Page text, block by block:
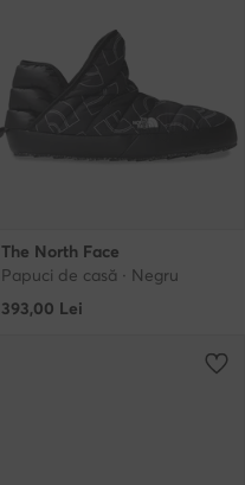
The North Face
Papuci de casă · Negru
393,00 Lei